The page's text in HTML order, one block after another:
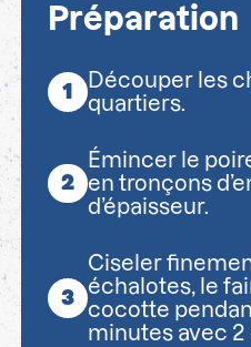
Préparation
Découper les
quartiers.
Émincer le
en tronçons
d’épaisseur.
Ciseler
échalotes, le
cocotte
minutes avec 2